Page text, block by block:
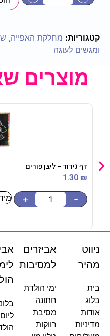
קטגוריות: מחלקת האפייה,
ומגשים לעוגה
מוצרים
דף גירוד – ליצן פורים
1.30 ₪
-
+
ניווט
מהיר
בית
בלוג
אודות
מדיניות
אביזרים
למסיבות
ימי הולדת
חתונה
מסיבת
רווקות
ליום